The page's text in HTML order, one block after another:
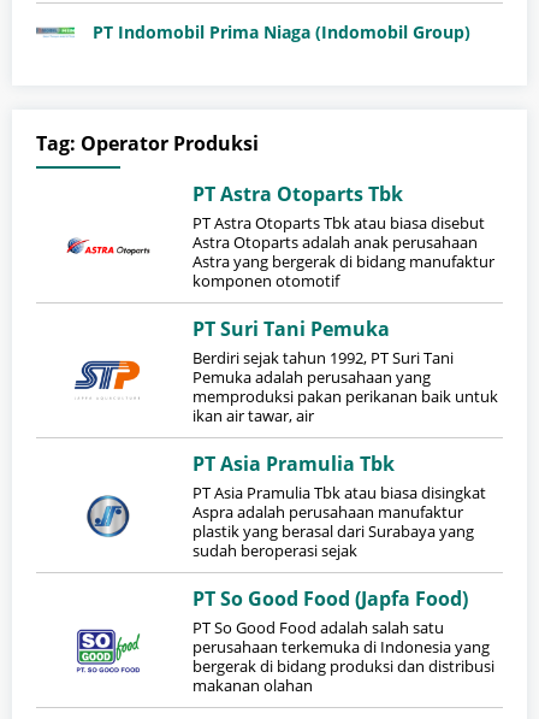
PT Indomobil Prima Niaga (Indomobil Group)
Tag: Operator Produksi
PT Astra Otoparts Tbk
PT Astra Otoparts Tbk atau biasa disebut
Astra Otoparts adalah anak perusahaan
Astra yang bergerak di bidang manufaktur
komponen otomotif
PT Suri Tani Pemuka
Berdiri sejak tahun 1992, PT Suri Tani
Pemuka adalah perusahaan yang
memproduksi pakan perikanan baik untuk
ikan air tawar, air
PT Asia Pramulia Tbk
PT Asia Pramulia Tbk atau biasa disingkat
Aspra adalah perusahaan manufaktur
plastik yang berasal dari Surabaya yang
sudah beroperasi sejak
PT So Good Food (Japfa Food)
PT So Good Food adalah salah satu
perusahaan terkemuka di Indonesia yang
bergerak di bidang produksi dan distribusi
makanan olahan